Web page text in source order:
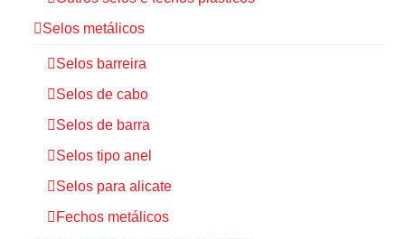
Selos metálicos
Selos barreira
Selos de cabo
Selos de barra
Selos tipo anel
Selos para alicate
Fechos metálicos